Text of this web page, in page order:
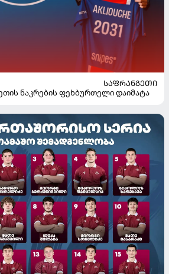
ᲡᲐᲤᲠᲐᲜᲒᲔᲗᲘ
ნაკრების ფეხბურთელი დაიმატა